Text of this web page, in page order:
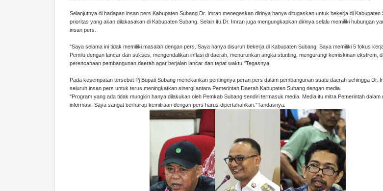
Selanjutnya di hadapan insan pers Kabupaten Subang Dr. Imran menegaskan dirinya hanya ditugaskan untuk bekerja di Kabupaten
prioritas yang akan dilakasakan di Kabupaten Subang. Selain itu Dr. Imran juga mengungkapkan dirinya selalu memiliki hubungan
insan pers.
"Saya selama ini tidak memiliki masalah dengan pers. Saya hanya disuruh bekerja di Kabupaten Subang. Saya memiliki 5 fokus
Pemilu dengan lancar dan sukses, mengendalikan inflasi di daerah, menurunkan angka stunting, mengurangi kemiskinan ekstrem,
perencanaan pembangunan daerah agar berjalan lancar dan tepat waktu."Tegasnya.
Pada kesempatan tersebut Pj Bupati Subang menekankan pentingnya peran pers dalam pembangunan suatu daerah sehingga Dr.
seluruh insan pers untuk terus meningkatkan sinergi antara Pemerintah Daerah Kabupaten Subang dengan media.
"Program yang ada tidak mungkin hanya dilakukan oleh Pemkab Subang sendiri termasuk media. Media itu mitra Pemerintah dalam
informasi. Saya sangat berharap kemitraan dengan pers harus dipertahankan."Tandasnya.